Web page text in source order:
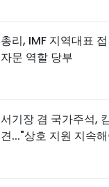
총리, IMF 지역대표
자문 역할 당부
서기장 겸 국가주석,
견..."상호 지원 지속